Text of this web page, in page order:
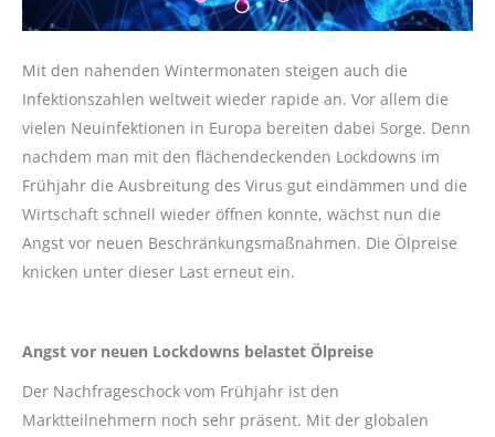
Mit den nahenden Wintermonaten steigen auch die
Infektionszahlen weltweit wieder rapide an. Vor allem die
vielen Neuinfektionen in Europa bereiten dabei Sorge. Denn
nachdem man mit den flächendeckenden Lockdowns im
Frühjahr die Ausbreitung des Virus gut eindämmen und die
Wirtschaft schnell wieder öffnen konnte, wächst nun die
Angst vor neuen Beschränkungsmaßnahmen. Die Ölpreise
knicken unter dieser Last erneut ein.
Angst vor neuen Lockdowns belastet Ölpreise
Der Nachfrageschock vom Frühjahr ist den
Marktteilnehmern noch sehr präsent. Mit der globalen